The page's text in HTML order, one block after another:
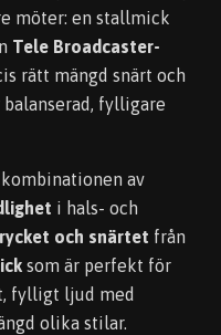
möter: en stallmick
Tele Broadcaster-
rätt mängd snärt och
fylligare
av
i hals- och
och snärtet från
som är perfekt för
fylligt ljud med
olika stilar.